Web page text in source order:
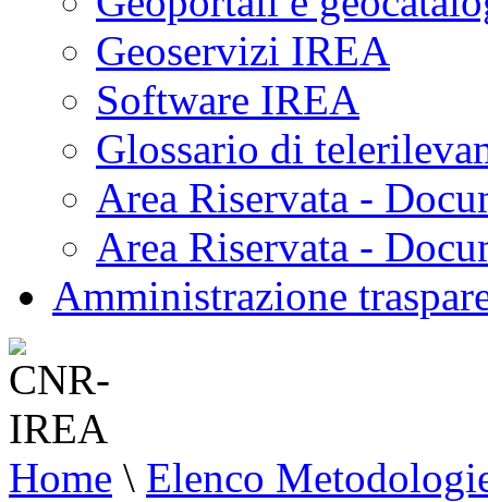
Geoservizi IREA
Software IREA
Glossario di
Area Riservata -
Area Riservata -
Amministrazione
Home \ Elenco